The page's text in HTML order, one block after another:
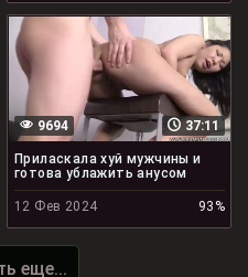
37:11
9694
Приласкала хуй мужчины и
готова ублажить анусом
12 Фев 2024 93%
еще...